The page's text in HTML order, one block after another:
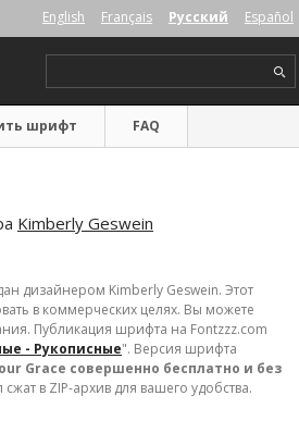
English Français Русский Español
шрифт FAQ
Kimberly Geswein
дизайнером Kimberly Geswein. Этот
в коммерческих целях. Вы можете
Публикация шрифта на Fontzzz.com
- Рукописные". Версия шрифта
Grace совершенно бесплатно и без
в ZIP-архив для вашего удобства.